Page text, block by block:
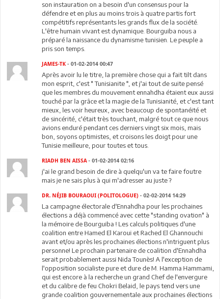
son instauration on a besoin d'un consensus pour la
défendre et en plus au moins trois à quatre partis fort
compétitifs représentants les grands flux de la société.
L'être humain vivant est dynamique. Bourguiba nous a
préparé la naissance du dynamisme tunisien. Le peuple a
pris son temps.
JAMES-TK - 01-02-2014 00:47
Après avoir lu le titre, la première chose qui a fait tilt dans
mon esprit, c'est " Tunisianite ", et j'ai tout de suite pensé
que les membres du mouvement ennahdha étaient eux aussi
touché par la grâce et la magie de la Tunisianité, et c'est tant
mieux, les voir heureux, avec beaucoup de spontanéité et
de sincérité, c'était très touchant, malgré tout ce que nous
avions enduré pendant ces derniers vingt six mois, mais
bon, soyons optimistes, et croisons les doigt pour une
Tunisie meilleure, pour toutes et tous.
RIADH BEN AISSA - 01-02-2014 02:16
j'ai le grand besoin de dire à quelqu'un va te faire foutre
mais je ne sais plus à qui m'adresser au juste ?
DR. NÉJIB BOURAOUI (POLITOLOGUE) - 02-02-2014 14:29
La campagne électorale d'Ennahdha pour les prochaines
élections a déjà commencé avec cette "standing ovation" à
la mémoire de Bourguiba ! Les calculs politiques d'une
coalition entre Hamed El Karoui et Rached El Ghannouchi
avant et/ou après les prochaines élections n'intriguent plus
personne! Le prochain partenaire de coalition d'Ennahdha
serait probablement aussi Nida Tounès! A l'exception de
l'opposition socialiste pure et dure de M. Hamma Hammami,
qui est encore à la recherche un grand Chef de l'envergure
et du calibre de feu Chokri Belaid, le pays tend vers une
grande coalition gouvernementale aux prochaines élections